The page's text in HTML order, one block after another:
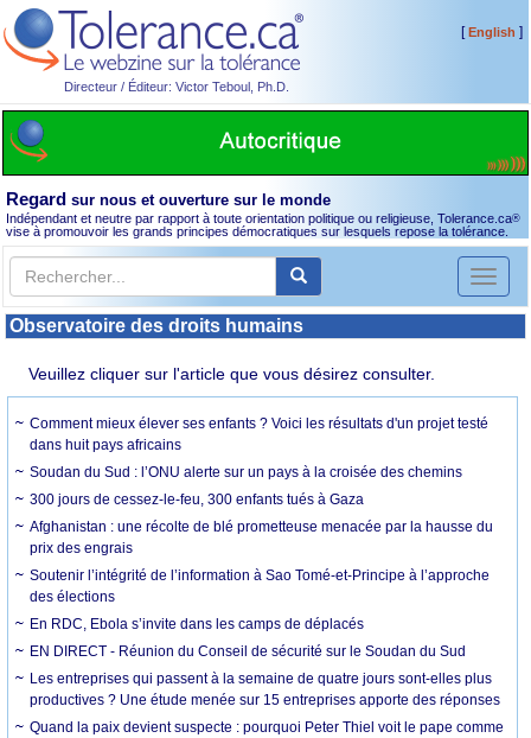
Directeur / Éditeur: Victor Teboul, Ph.D.
[English ]
Regard sur nous et ouverture sur le monde
Indépendant et neutre par rapport à toute orientation politique ou religieuse, Tolerance.ca®
vise à promouvoir les grands principes démocratiques sur lesquels repose la tolérance.
Toggle
Observatoire des droits humains
Veuillez cliquer sur l'article que vous désirez consulter.
Comment mieux élever ses enfants ? Voici les résultats d'un projet testé
dans huit pays africains
Soudan du Sud : l’ONU alerte sur un pays à la croisée des chemins
300 jours de cessez-le-feu, 300 enfants tués à Gaza
Afghanistan : une récolte de blé prometteuse menacée par la hausse du
prix des engrais
Soutenir l’intégrité de l’information à Sao Tomé-et-Principe à l’approche
des élections
En RDC, Ebola s’invite dans les camps de déplacés
EN DIRECT - Réunion du Conseil de sécurité sur le Soudan du Sud
Les entreprises qui passent à la semaine de quatre jours sont-elles plus
productives ? Une étude menée sur 15 entreprises apporte des réponses
Quand la paix devient suspecte : pourquoi Peter Thiel voit le pape comme